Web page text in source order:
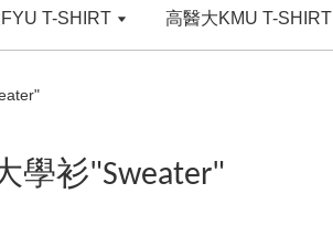
T-SHIRT 高醫大KMU T-SHIRT
學衫"Sweater"